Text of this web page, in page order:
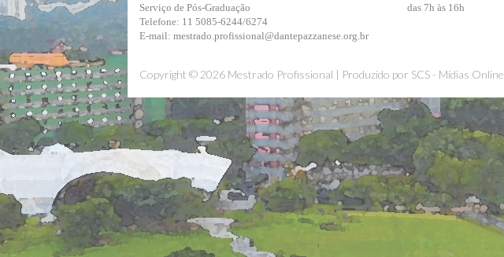
Serviço de Pós-Graduação
Telefone: 11 5085-6244/6274
E-mail: mestrado.profissional@dantepazzanese.org.br
das 7h às 16h
Copyright © 2026 Mestrado Profissional | Produzido por SCS - Mídias Online